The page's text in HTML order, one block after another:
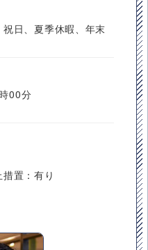
日、夏季休暇、年末
00分
置：有り